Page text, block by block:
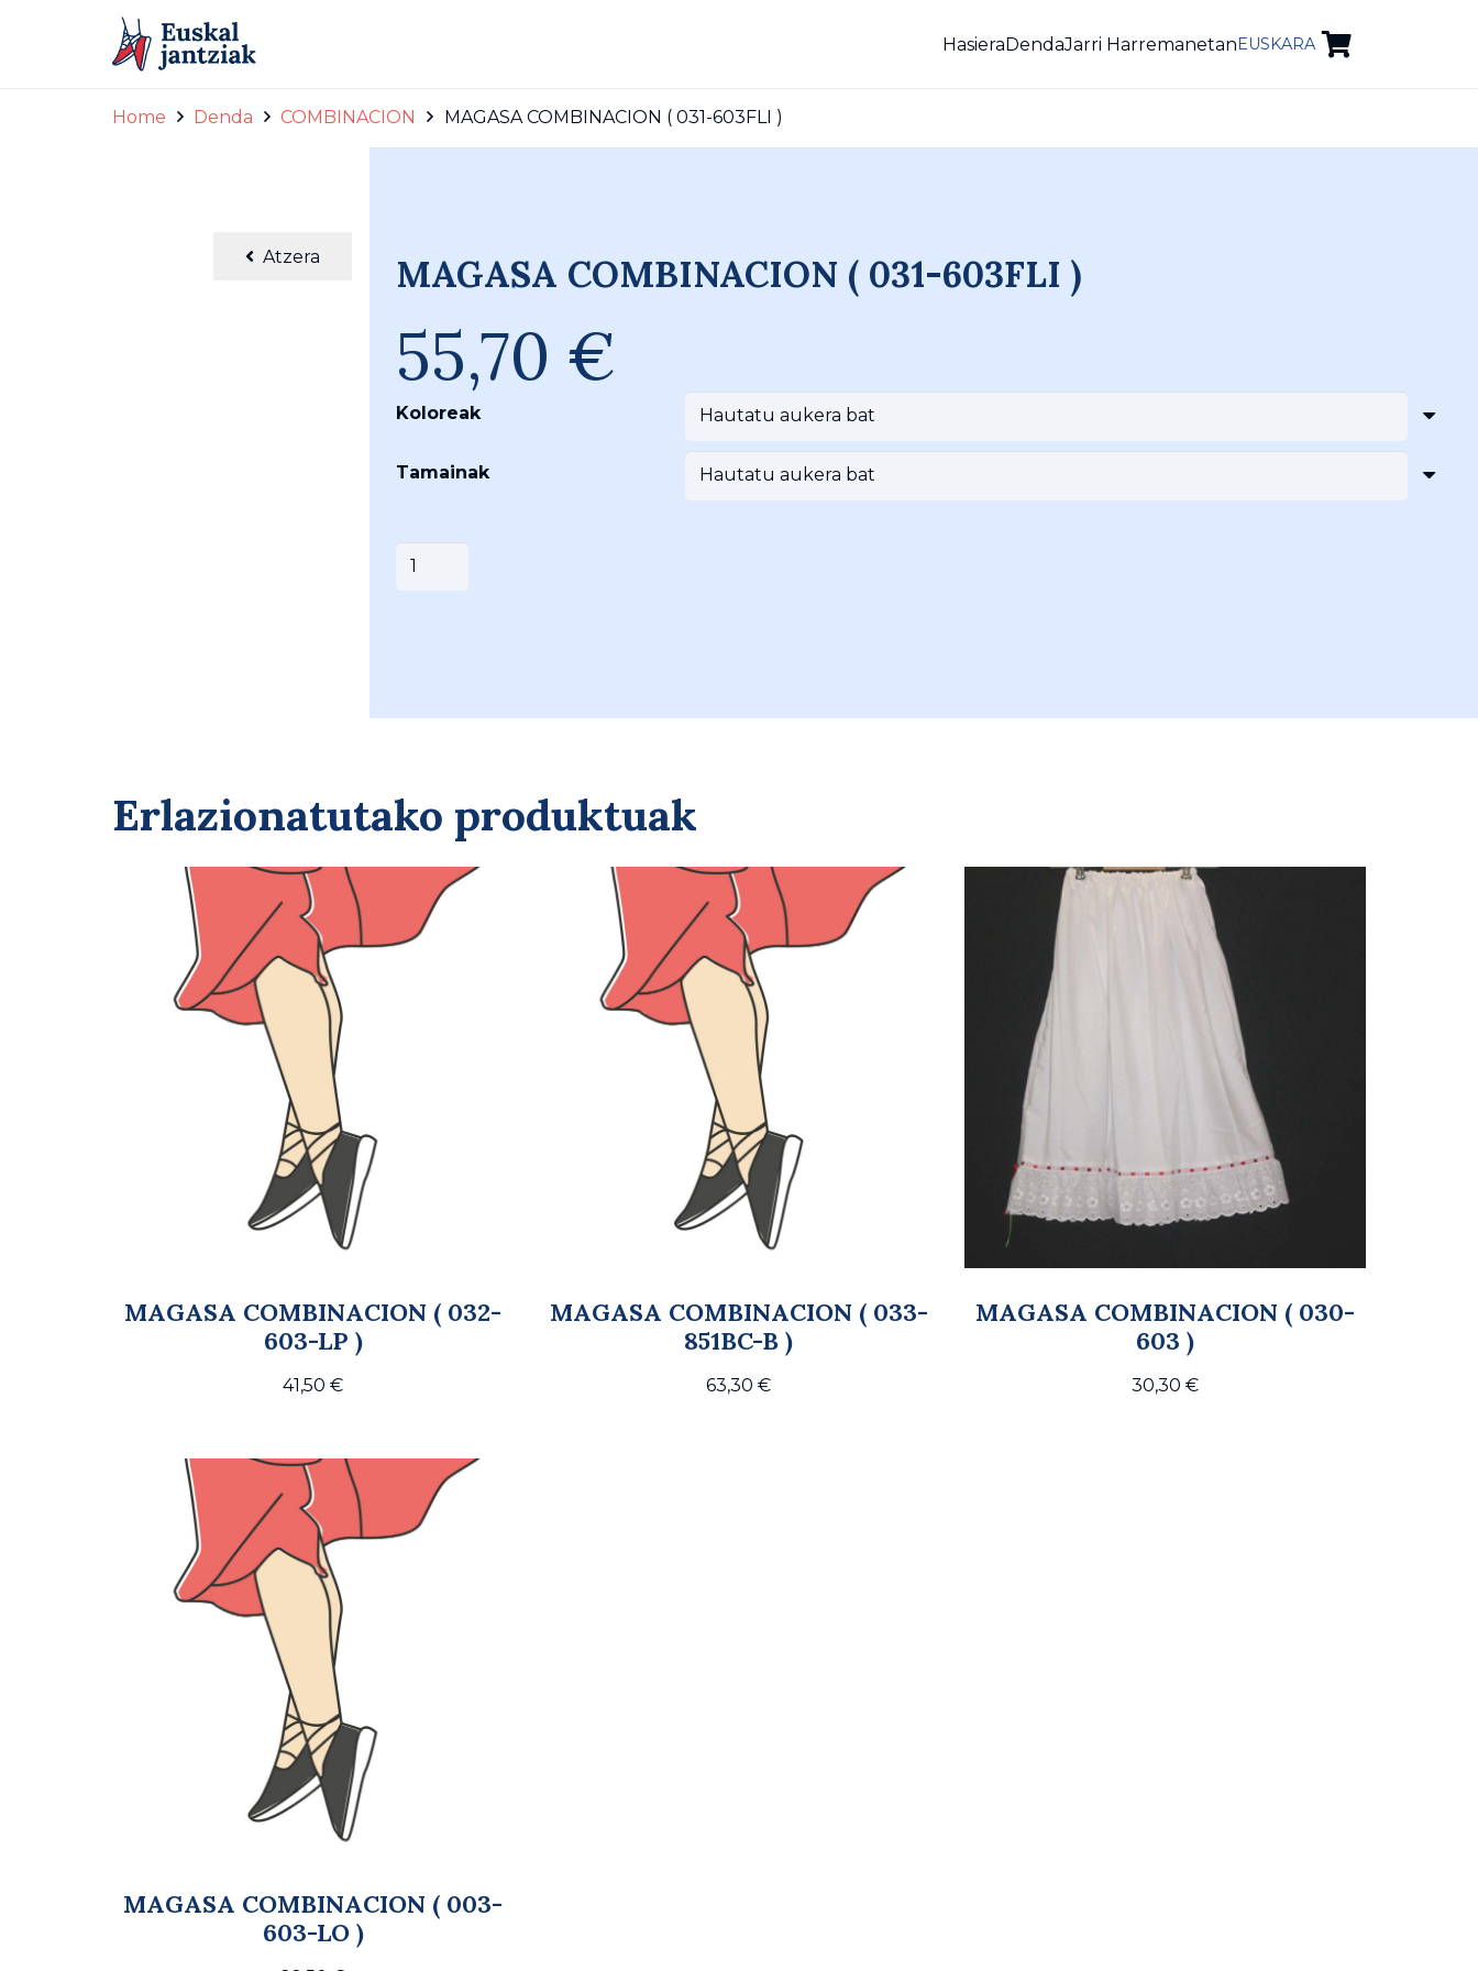
HasieraDendaJarri HarremanetanEUSKARA
Home Denda COMBINACION
MAGASA COMBINACION ( 031-603FLI )
Atzera MAGASA COMBINACION ( 031-603FLI )
55,70 €
Koloreak
Tamainak
Erlazionatutako produktuak
MAGASA COMBINACION ( 032-
603-LP )
41,50€
MAGASA COMBINACION ( 033-
851BC-B )
63,30€
MAGASA COMBINACION ( 030-
603 )
30,30 €
MAGASA COMBINACION ( 003-
603-LO )